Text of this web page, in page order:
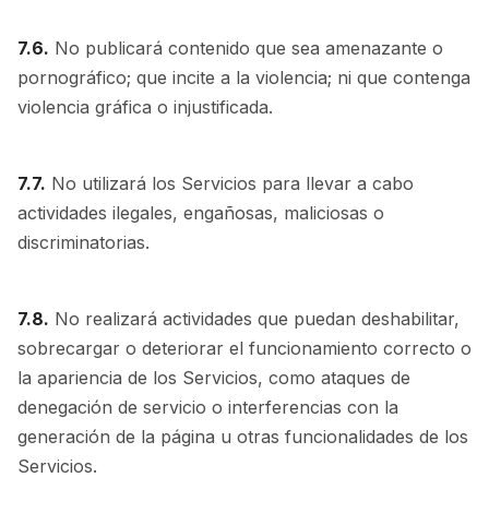
7.6. No publicará contenido que sea amenazante o
pornográfico; que incite a la violencia; ni que contenga
violencia gráfica o injustificada.
7.7. No utilizará los Servicios para llevar a cabo
actividades ilegales, engañosas, maliciosas o
discriminatorias.
7.8. No realizará actividades que puedan deshabilitar,
sobrecargar o deteriorar el funcionamiento correcto o
la apariencia de los Servicios, como ataques de
denegación de servicio o interferencias con la
generación de la página u otras funcionalidades de los
Servicios.